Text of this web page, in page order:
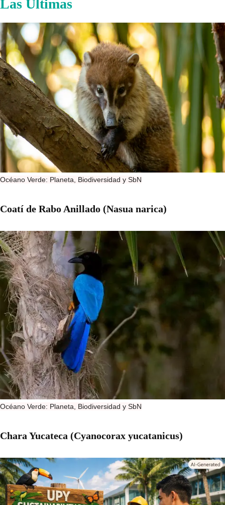
Las Últimas
Océano Verde: Planeta, Biodiversidad y SbN
Coatí de Rabo Anillado (Nasua narica)
Océano Verde: Planeta, Biodiversidad y SbN
Chara Yucateca (Cyanocorax yucatanicus)